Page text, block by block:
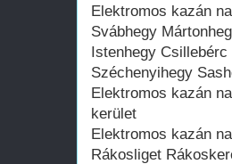
Elektromos kazán
Svábhegy
Istenhegy
Széchenyihegy
Elektromos kazán
kerület
Elektromos kazán
Rákosliget